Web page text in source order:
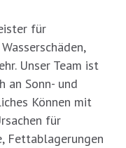
für
Unser Team ist
an Sonn- und
Können mit
für
Fettablagerungen